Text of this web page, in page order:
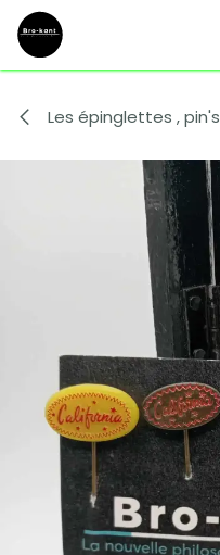
Se rendre au contenu
Les épinglettes ,